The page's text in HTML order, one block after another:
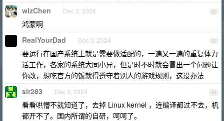
82
wizChen Dec 3, 2024
鸿蒙啊
83
RealYourDad Dec 3, 2024
要运行在国产系统上就是需要做适配的，一遍又一遍的重复体力
活工作，各家的系统大同小异，但是时不时就会冒出一个问题让
你改，想吃官方的饭就得遵守着别人的游戏规则，这没办法
84
sir283 Dec 3, 2024
看看哄懵不就知道了，去掉 Linux kernel ，连编译都过不去，机
都开不了。国内所谓的自研，呵呵了。